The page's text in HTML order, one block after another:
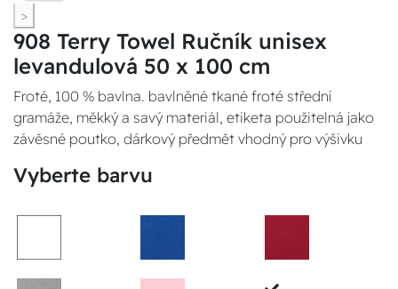
>
908 Terry Towel Ručník unisex
levandulová 50 x 100 cm
Froté, 100 % bavlna. bavlněné tkané froté střední
gramáže, měkký a savý materiál, etiketa použitelná jako
závěsné poutko, dárkový předmět vhodný pro výšivku
Vyberte barvu